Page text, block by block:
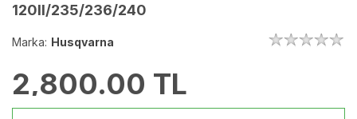
120II/235/236/240
Marka: Husqvarna
2,800.00 TL